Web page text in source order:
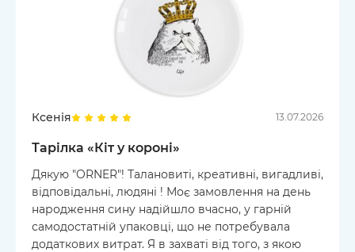
Ксенія 13.07.2026
Тарілка «Кіт у короні»
Дякую "ORNER"! Талановиті, креативні, вигадливі,
відповідальні, людяні ! Моє замовлення на день
народження сину надійшло вчасно, у гарній
самодостатній упаковці, що не потребувала
додаткових витрат. Я в захваті від того, з якою